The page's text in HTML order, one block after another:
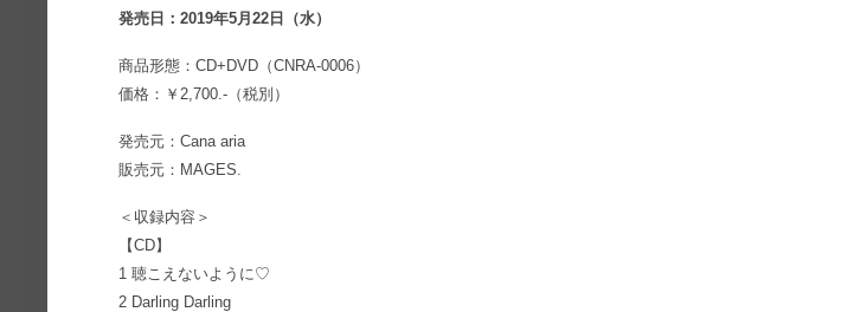
発売日：2019年5月22日（水）
商品形態：CD+DVD（CNRA-0006）
価格：￥2,700.-（税別）
発売元：Cana aria
販売元：MAGES.
＜収録内容＞
【CD】
1 聴こえないように♡
2 Darling Darling